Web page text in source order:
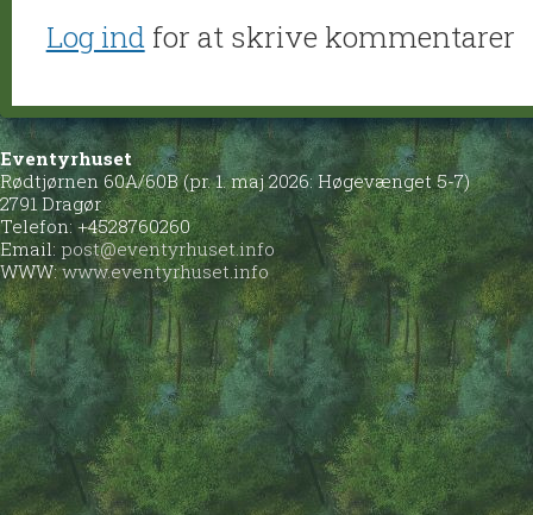
Log ind for at skrive kommentarer
Eventyrhuset
Rødtjørnen 60A/60B (pr. 1. maj 2026: Høgevænget 5-7)
2791 Dragør
Telefon: +4528760260
Email: post@eventyrhuset.info
WWW:www.eventyrhuset.info